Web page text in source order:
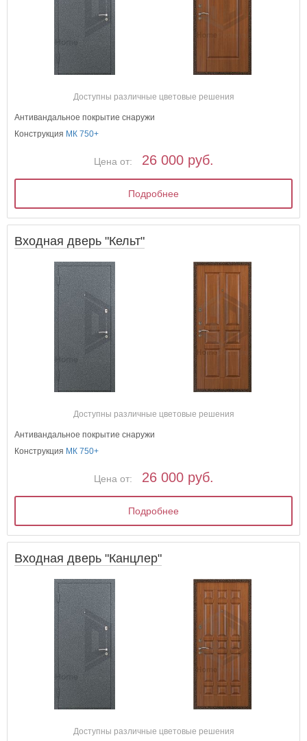
Доступны различные цветовые решения
Антивандальное покрытие снаружи
Конструкция МК 750+
Цена от: 26 000 руб.
Подробнее
Входная дверь "Кельт"
Доступны различные цветовые решения
Антивандальное покрытие снаружи
Конструкция МК 750+
Цена от: 26 000 руб.
Подробнее
Входная дверь "Канцлер"
Доступны различные цветовые решения